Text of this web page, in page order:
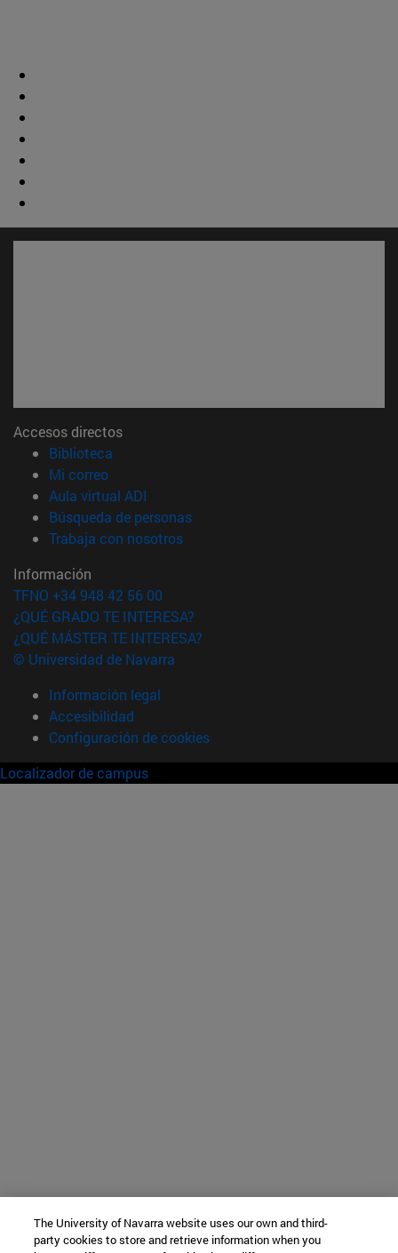
Accesos directos
Biblioteca
Mi correo(abre en nueva ventana)
Aula virtual ADI
Búsqueda de personas(abre en nueva ventana)
Trabaja con nosotros(abre en nueva ventana)
Información
TFNO +34 948 42 56 00
¿QUÉ GRADO TE INTERESA?
¿QUÉ MÁSTER TE INTERESA?
© Universidad de Navarra
Información legal
Accesibilidad
Configuración de cookies
Localizador de campus
The University of Navarra website uses our own and third-
party cookies to store and retrieve information when you